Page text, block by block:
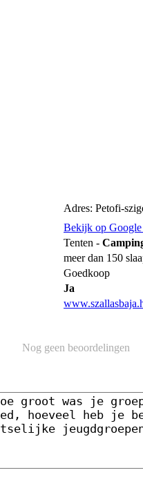
Adres: Petofi-
Bekijk op
Tenten -
meer dan 150
Goedkoop
Ja
Nog geen beoordelingen